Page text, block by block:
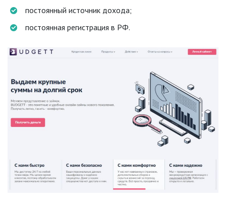
постоянный источник дохода;
постоянная регистрация в РФ.